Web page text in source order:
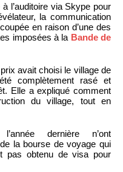
l’auditoire via Skype pour
la communication
en raison d’une des
imposées à la Bande de
avait choisi le village de
complètement rasé et
Elle a expliqué comment
du village, tout en
dernière n’ont
la bourse de voyage qui
pas obtenu de visa pour